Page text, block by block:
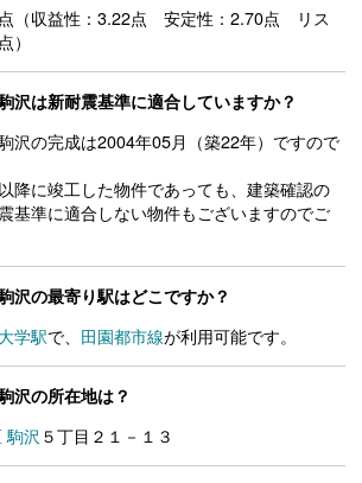
（収益性：3.22点 安定性：2.70点 リス
）
沢は新耐震基準に適合していますか？
沢の完成は2004年05月（築22年）ですので
降に竣工した物件であっても、建築確認の
基準に適合しない物件もございますのでご
沢の最寄り駅はどこですか？
学駅で、 田園都市線が利用可能です。
沢の所在地は？
駒沢 ５丁目２１－１３